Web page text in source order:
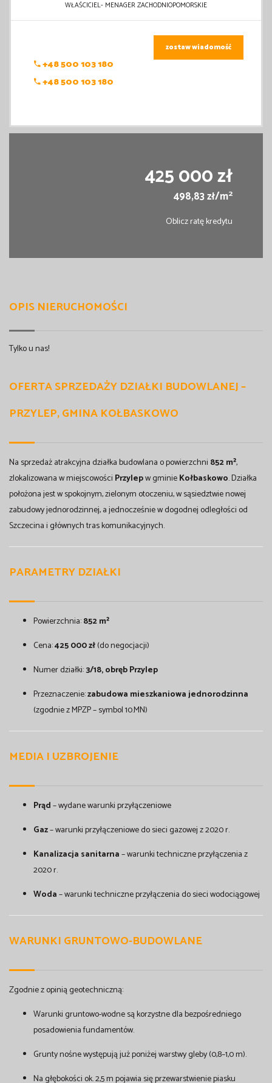
WŁAŚCICIEL- MENAGER ZACHODNIOPOMORSKIE
+48 500 103 180
+48 500 103 180
zostaw wiadomość
425 000 zł
498,83 zł/m2
Oblicz ratę kredytu
OPIS NIERUCHOMOŚCI
Tylko u nas!
OFERTA SPRZEDAŻY DZIAŁKI BUDOWLANEJ –
PRZYLEP, GMINA KOŁBASKOWO
Na sprzedaż atrakcyjna działka budowlana o powierzchni 852 m²,
zlokalizowana w miejscowości Przylepw gminieKołbaskowo. Działka
położona jest w spokojnym, zielonym otoczeniu, w sąsiedztwie nowej
zabudowy jednorodzinnej, a jednocześnie w dogodnej odległości od
Szczecina i głównych tras komunikacyjnych.
PARAMETRY DZIAŁKI
Powierzchnia:852 m²
Cena:425 000 zł(do negocjacji)
Numer działki:3/18, obręb Przylep
Przeznaczenie:zabudowa mieszkaniowa jednorodzinna
(zgodnie z MPZP – symbol 10.MN)
MEDIA I UZBROJENIE
Prąd– wydane warunki przyłączeniowe
Gaz– warunki przyłączeniowe do sieci gazowej z 2020 r.
Kanalizacja sanitarna– warunki techniczne przyłączenia z
2020 r.
Woda– warunki techniczne przyłączenia do sieci wodociągowej
WARUNKI GRUNTOWO-BUDOWLANE
Zgodnie z opinią geotechniczną:
Warunki gruntowo-wodne są korzystne dla bezpośredniego
posadowienia fundamentów.
Grunty nośne występują już poniżej warstwy gleby (0,8–1,0 m).
Na głębokości ok. 2,5 m pojawia się przewarstwienie piasku